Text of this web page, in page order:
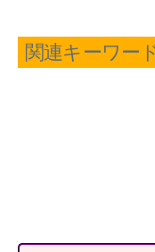
関連キーワー